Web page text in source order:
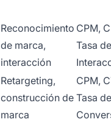
Reconocimiento
de marca,
interacción
CPM,
Tasa de
Retargeting,
construcción de
marca
CPM,
Tasa de